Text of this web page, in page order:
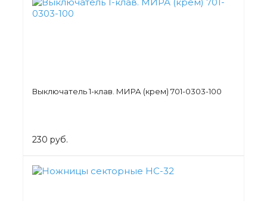
Выключатель 1-клав. МИРА (крем) 701-0303-100
230 руб.